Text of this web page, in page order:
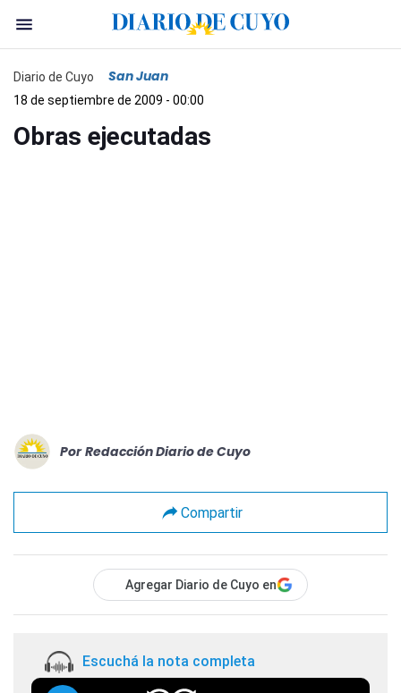
Diario de Cuyo San Juan
18 de septiembre de 2009 - 00:00
Obras ejecutadas
Por Redacción Diario de Cuyo
Compartir
Agregar Diario de Cuyo en
Escuchá la nota completa